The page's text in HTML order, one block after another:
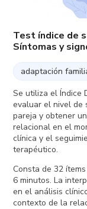
Test índice de
Síntomas y
adaptación
Se utiliza el Índice
evaluar el nivel de
pareja y obtener
relacional en el
clínica y el
terapéutico.
Consta de 32
6 minutos. La
en el análisis
contexto de la